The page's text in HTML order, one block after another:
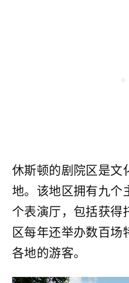
休斯顿的剧院区是文
地。该地区拥有九个
个表演厅，包括获得
区每年还举办数百场
各地的游客。